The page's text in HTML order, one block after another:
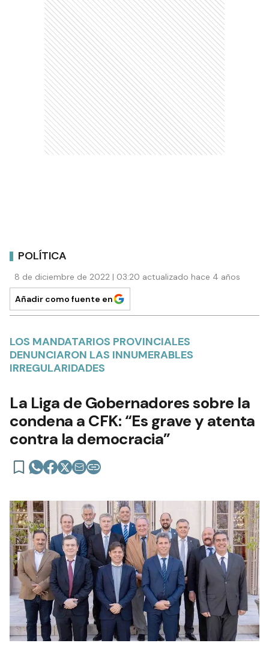
POLÍTICA
8 de diciembre de 2022 | 03:20 actualizado hace 4 años
Añadir como fuente en
LOS MANDATARIOS PROVINCIALES
DENUNCIARON LAS INNUMERABLES
IRREGULARIDADES
La Liga de Gobernadores sobre la
condena a CFK: “Es grave y atenta
contra la democracia”